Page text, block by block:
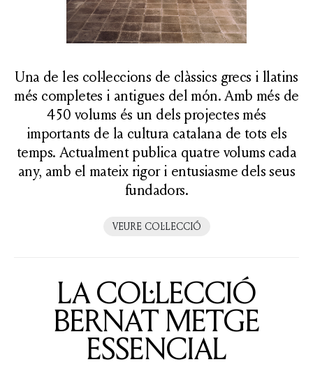
Una de les col·leccions de clàssics grecs i llatins
més completes i antigues del món. Amb més de
450 volums és un dels projectes més
importants de la cultura catalana de tots els
temps. Actualment publica quatre volums cada
any, amb el mateix rigor i entusiasme dels seus
fundadors.
VEURE COL·LECCIÓ
LA COL·LECCIÓ
BERNAT METGE
ESSENCIAL